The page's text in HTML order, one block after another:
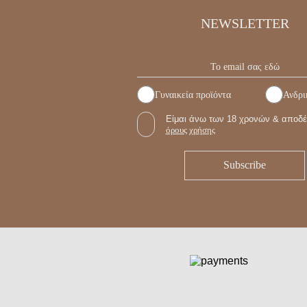
NEWSLETTER
Γυναικεία προϊόντα
Είμαι άνω των 18 χρονών &
όρους χρήσης